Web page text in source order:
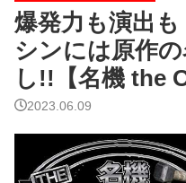
爆発力も演出
シンには原作
し!!【名機 the
2023.06.09